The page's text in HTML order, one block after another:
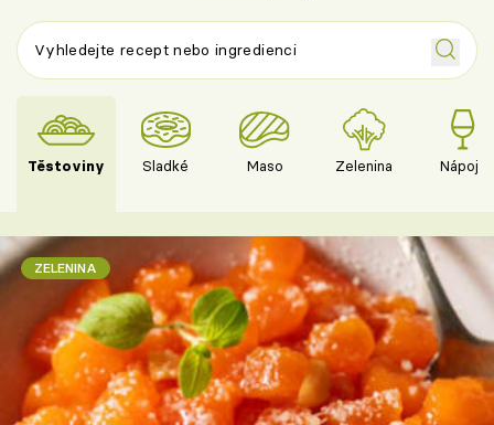
Těstoviny Sladké Maso Zelenina Nápoje
ZELENINA